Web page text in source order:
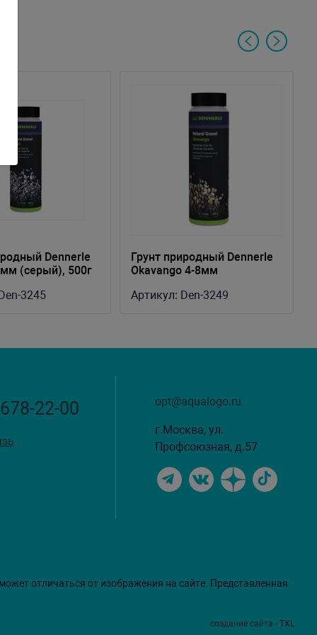
Dennerle
(серый), 500г
3245
Грунт природный Dennerle
Okavango 4-8мм
Артикул: Den-3249
22-00 opt@aqualogo.ru
г.Москва, ул.
Профсоюзная, д.57
отличаться от изображения на сайте. Представленная
создание сайта - TXL